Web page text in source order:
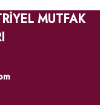
MUTFAK